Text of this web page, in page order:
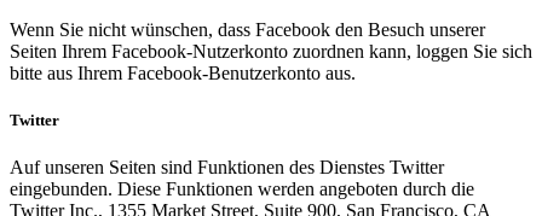
Wenn Sie nicht wünschen, dass Facebook den Besuch unserer
Seiten Ihrem Facebook-Nutzerkonto zuordnen kann, loggen Sie sich
bitte aus Ihrem Facebook-Benutzerkonto aus.
Twitter
Auf unseren Seiten sind Funktionen des Dienstes Twitter
eingebunden. Diese Funktionen werden angeboten durch die
Twitter Inc., 1355 Market Street, Suite 900, San Francisco, CA